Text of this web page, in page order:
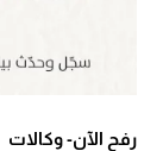
رفح الآن- وكالات